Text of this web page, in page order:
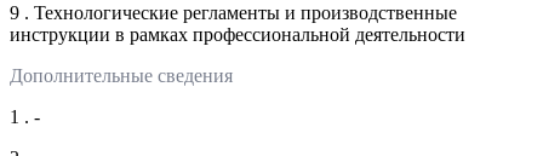
9 . Технологические регламенты и производственные
инструкции в рамках профессиональной деятельности
Дополнительные сведения
1 . -